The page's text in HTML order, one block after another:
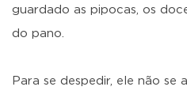
guardado as pipocas, os
do pano.
Para se despedir, ele não se